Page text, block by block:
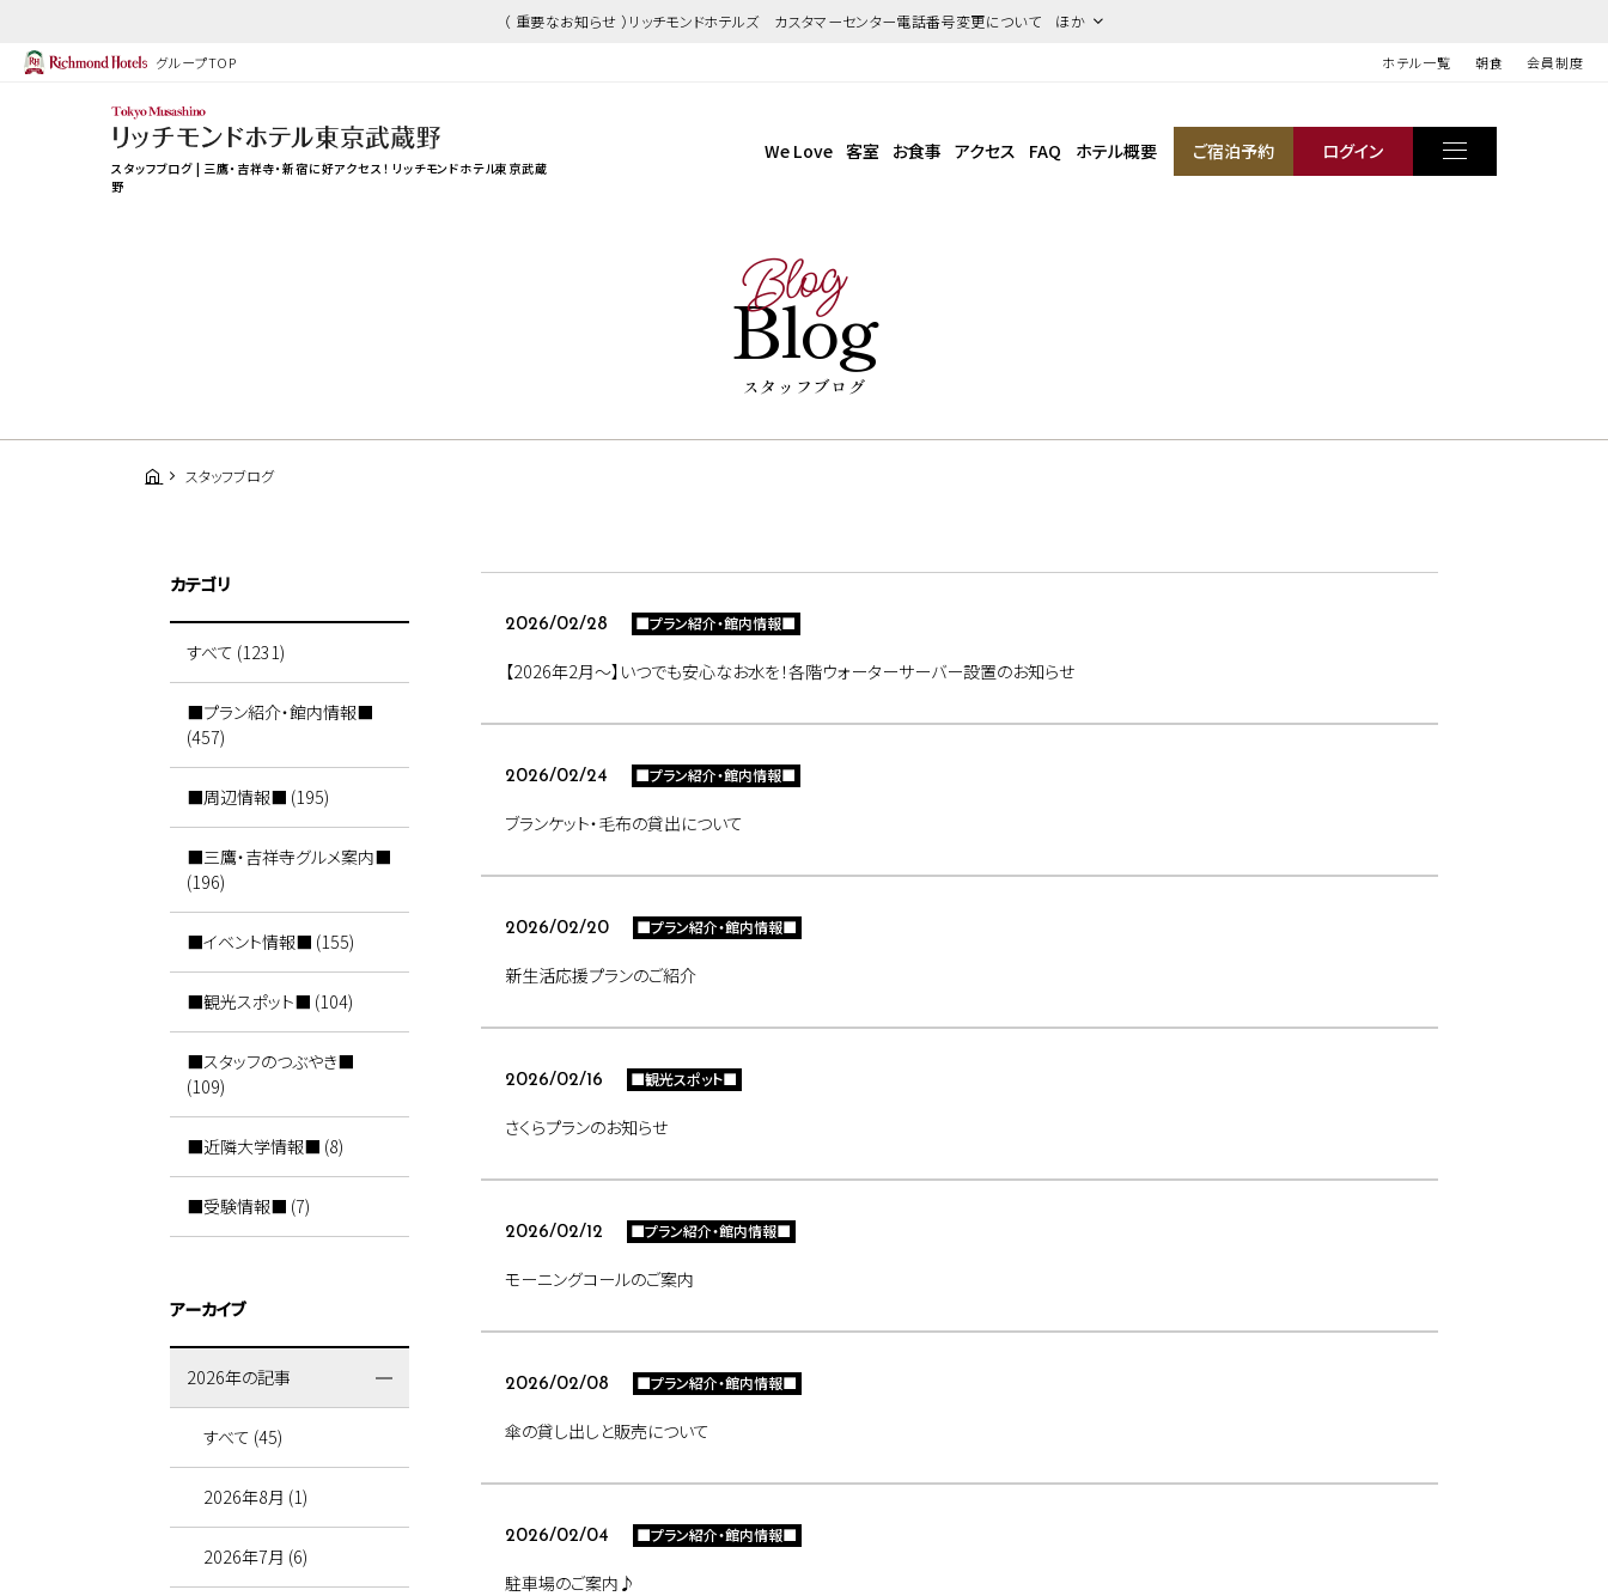
（ 重要なお知らせ ）リッチモンドホテルズ カスタマーセンター電話番号変更について ほか
グループTOP ホテル一覧 朝食 会員制度
スタッフブログ | 三鷹・吉祥寺・新宿に好アクセス！ リッチモンドホテル東京武蔵
野
We Love 客室 お食事 アクセス FAQ ホテル概要 ご宿泊予約 ログイン
Blog
Blog
スタッフブログ
スタッフブログ
2026/02/28 ■プラン紹介・館内情報■
【2026年2月〜】いつでも安心なお水を！各階ウォーターサーバー設置のお知らせ
2026/02/24 ■プラン紹介・館内情報■
ブランケット・毛布の貸出について
2026/02/20 ■プラン紹介・館内情報■
新生活応援プランのご紹介
2026/02/16 ■観光スポット■
さくらプランのお知らせ
2026/02/12 ■プラン紹介・館内情報■
モーニングコールのご案内
2026/02/08 ■プラン紹介・館内情報■
傘の貸し出しと販売について
2026/02/04 ■プラン紹介・館内情報■
駐車場のご案内♪
カテゴリ
すべて (1231)
■プラン紹介・館内情報■
(457)
■周辺情報■ (195)
■三鷹・吉祥寺グルメ案内■
(196)
■イベント情報■ (155)
■観光スポット■ (104)
■スタッフのつぶやき■
(109)
■近隣大学情報■ (8)
■受験情報■ (7)
アーカイブ
2026年の記事
すべて (45)
2026年8月 (1)
2026年7月 (6)